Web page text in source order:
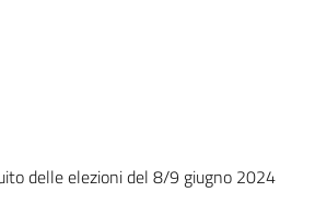
delle elezioni del 8/9 giugno 2024